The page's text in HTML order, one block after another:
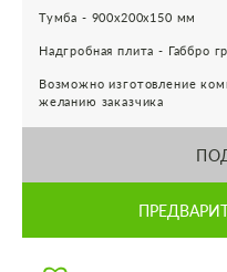
Тумба - 900х200х150 мм
Надгробная плита - Габбро
Возможно изготовление
желанию заказчика